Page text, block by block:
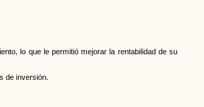
lo que le permitió mejorar la rentabilidad de su
de inversión.